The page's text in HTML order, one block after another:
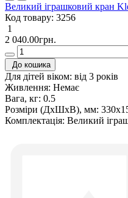
Великий іграшковий кран
Код товару: 3256
1
2 040.00грн.
До кошика
Для дітей віком: від 3 років
Живлення: Немає
Вага, кг: 0.5
Розміри (ДxШxВ), мм:
Комплектація: Великий